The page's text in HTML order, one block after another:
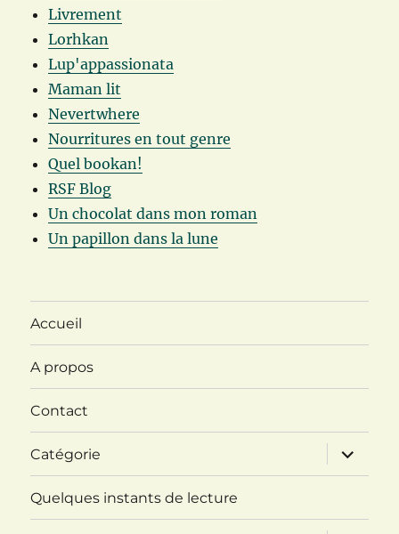
Livrement
Lorhkan
Lup'appassionata
Maman lit
Nevertwhere
Nourritures en tout genre
Quel bookan!
RSF Blog
Un chocolat dans mon roman
Un papillon dans la lune
Accueil
A propos
Contact
Catégorie
ouvrir
le
sous-
Quelques instants de lecture